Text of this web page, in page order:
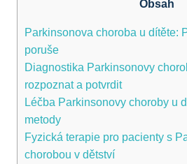
Obsah
Parkinsonova choroba u dítěte:
poruše
Diagnostika Parkinsonovy
rozpoznat a ⁢potvrdit
Léčba⁢ Parkinsonovy⁤ choroby u
⁢metody
Fyzická ​terapie pro pacienty s
chorobou v dětství